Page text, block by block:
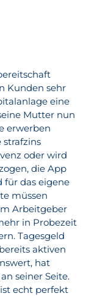
Kunden sehr
eine
Mutter nun
erwerben
strafzins
oder wird
die App
für das eigene
müssen
Arbeitgeber
in Probezeit
Tagesgeld
aktiven
hat
seiner Seite.
echt perfekt